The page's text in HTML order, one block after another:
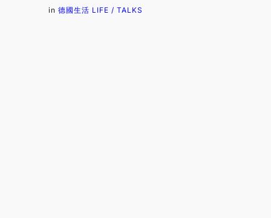
in 德國生活 LIFE / TALKS